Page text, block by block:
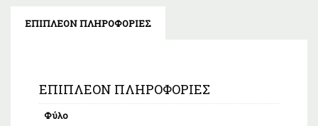
ΕΠΙΠΛΈΟΝ ΠΛΗΡΟΦΟΡΊΕΣ
ΕΠΙΠΛΈΟΝ ΠΛΗΡΟΦΟΡΊΕΣ
Φύλο